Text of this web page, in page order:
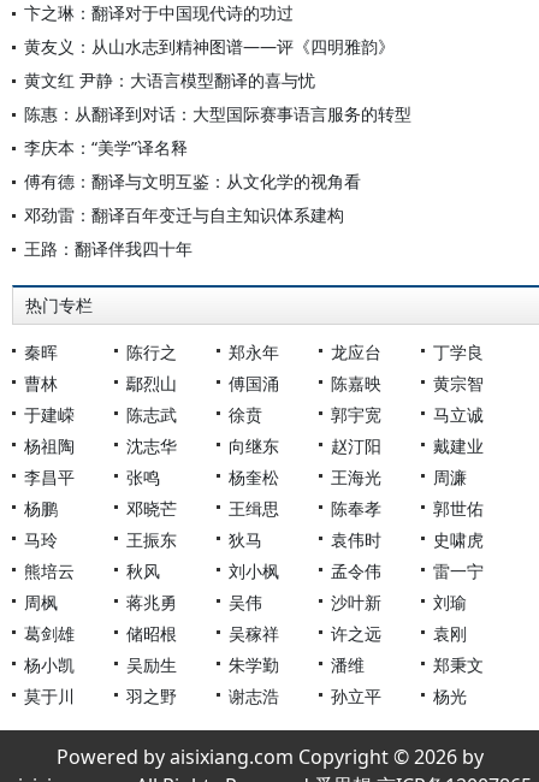
卞之琳：翻译对于中国现代诗的功过
黄友义：从山水志到精神图谱——评《四明雅韵》
黄文红 尹静：大语言模型翻译的喜与忧
陈惠：从翻译到对话：大型国际赛事语言服务的转型
李庆本：“美学”译名释
傅有德：翻译与文明互鉴：从文化学的视角看
邓劲雷：翻译百年变迁与自主知识体系建构
王路：翻译伴我四十年
热门专栏
秦晖 陈行之 郑永年 龙应台
丁学良
曹林
鄢烈山 傅国涌 陈嘉映
黄宗智
于建嵘
陈志武 徐贲 郭宇宽
马立诚
杨祖陶
沈志华 向继东 赵汀阳
戴建业
李昌平
张鸣 杨奎松 王海光
周濂
杨鹏
邓晓芒 王缉思 陈奉孝
郭世佑
马玲
王振东 狄马 袁伟时
史啸虎
熊培云
秋风 刘小枫 孟令伟
雷一宁
周枫
蒋兆勇 吴伟 沙叶新
刘瑜
葛剑雄
储昭根 吴稼祥 许之远
袁刚
杨小凯
吴励生 朱学勤 潘维
郑秉文
莫于川
羽之野 谢志浩 孙立平 杨光
Powered by aisixiang.com Copyright © 2026 by